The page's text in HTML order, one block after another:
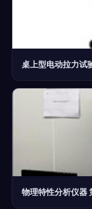
桌上型电动拉力试
物理特性分析仪